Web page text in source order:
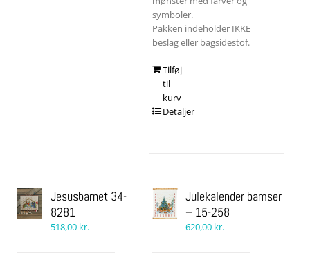
symboler.
Pakken indeholder IKKE
beslag eller bagsidestof.
Tilføj
til
kurv
Detaljer
Jesusbarnet 34-
8281
518,00 kr.
Julekalender bamser
– 15-258
620,00 kr.